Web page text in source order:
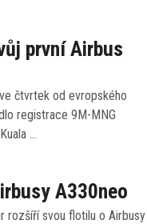
první Airbus
čtvrtek od evropského
registrace 9M-MNG
…
A330neo
rozšíří svou flotilu o Airbusy